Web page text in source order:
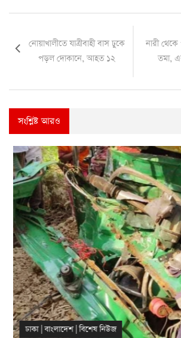
নোয়াখালীতে যাত্রীবাহী বাস ঢুকে
পড়ল দোকানে, আহত ১২
নারী
তমা,
সংশ্লিষ্ট আরও
ঢাকা| বাংলাদেশ| বিশেষ নিউজ